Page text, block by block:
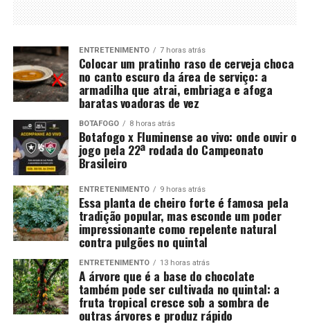
ENTRETENIMENTO 7 horas atrás
Colocar um pratinho raso de cerveja choca
no canto escuro da área de serviço: a
armadilha que atrai, embriaga e afoga
baratas voadoras de vez
BOTAFOGO 8 horas atrás
Botafogo x Fluminense ao vivo: onde ouvir o
jogo pela 22ª rodada do Campeonato
Brasileiro
ENTRETENIMENTO 9 horas atrás
Essa planta de cheiro forte é famosa pela
tradição popular, mas esconde um poder
impressionante como repelente natural
contra pulgões no quintal
ENTRETENIMENTO 13 horas atrás
A árvore que é a base do chocolate
também pode ser cultivada no quintal: a
fruta tropical cresce sob a sombra de
outras árvores e produz rápido